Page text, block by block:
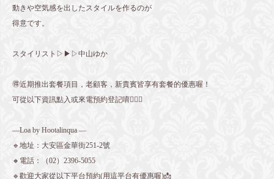
動きや空気感を出したスタイルを作るのが
得意です。
スタイリスト▷▶▷中山ゆか
🉐近期推出套餐項目，老顧客，新貴賓皆享有套餐的優惠喔！
可從以下資訊點入或來電預約登記唷💁🏻‍♀️
—Loa by Hootalinqua —
🔹地址：大安區金華街251-2號
🔸電話：（02）2396-5055
🔹歡迎大家從以下平台預約(用這平台有優惠喔)📩